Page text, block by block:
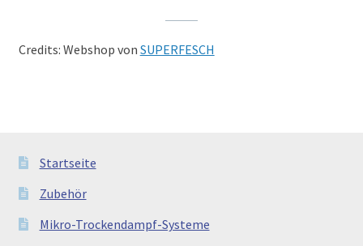
Credits: Webshop von SUPERFESCH
Startseite
Zubehör
Mikro-Trockendampf-Systeme